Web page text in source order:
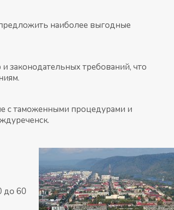
наиболее выгодные
законодательных требований, что
с таможенными процедурами и
до 60